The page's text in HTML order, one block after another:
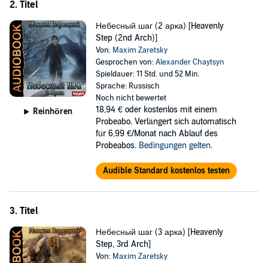
2. Titel
Reinhören
Небесный шаг (2 арка) [Heavenly
Step (2nd Arch)]
Von: Maxim Zaretsky
Gesprochen von:Alexander Chaytsyn
Spieldauer: 11 Std. und 52 Min.
Sprache: Russisch
Noch nicht bewertet
18,94 € oder kostenlos mit einem
Probeabo. Verlängert sich automatisch
für 6,99 €/Monat nach Ablauf des
Probeabos. Bedingungen gelten.
Audible Standard kostenlos testen
3. Titel
Небесный шаг (3 арка) [Heavenly
Step, 3rd Arch]
Von: Maxim Zaretsky